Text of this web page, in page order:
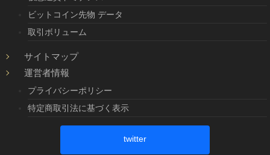
ビットコイン先物 データ
取引ボリューム
サイトマップ
運営者情報
プライバシーポリシー
特定商取引法に基づく表示
twitter